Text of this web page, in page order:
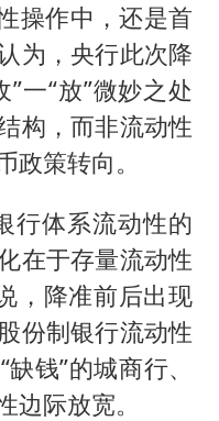
操作中，还是首
为，央行此次降
一“放”微妙之处
构，而非流动性
策转向。
行体系流动性的
在于存量流动性
，降准前后出现
份制银行流动性
钱”的城商行、
际放宽。